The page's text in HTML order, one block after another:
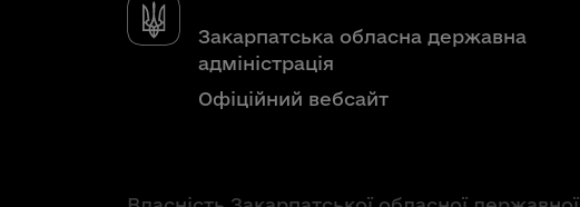
Закарпатська обласна державна
адміністрація
Офіційний вебсайт